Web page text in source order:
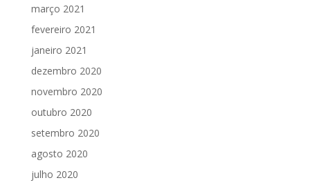
março 2021
fevereiro 2021
janeiro 2021
dezembro 2020
novembro 2020
outubro 2020
setembro 2020
agosto 2020
julho 2020